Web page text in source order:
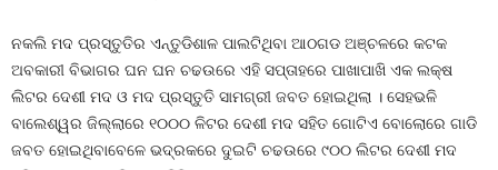
ନକଲି ମଦ ପ୍ରସ୍ତୁତିର ଏନ୍ତୁଡିଶାଳ ପାଲଟିଥିବା ଆଠଗଡ ଅଞ୍ଚଳରେ କଟକ
ଅବକାରୀ ବିଭାଗର ଘନ ଘନ ଚଢଉରେ ଏହି ସପ୍ତାହରେ ପାଖାପାଖି ଏକ ଲକ୍ଷ
ଲିଟର ଦେଶୀ ମଦ ଓ ମଦ ପ୍ରସ୍ତୁତି ସାମଗ୍ରୀ ଜବତ ହୋଇଥିଲା । ସେହଭଳି
ବାଲେଶ୍ୱର ଜିଲ୍ଲାରେ ୧୦୦୦ ଳିଟର ଦେଶୀ ମଦ ସହିତ ଗୋଟିଏ ବୋଲୋରେ ଗାଡି
ଜବତ ହୋଇଥିବାବେଳେ ଭଦ୍ରକରେ ଦୁଇଟି ଚଢଉରେ ୯୦୦ ଲିଟର ଦେଶୀ ମଦ